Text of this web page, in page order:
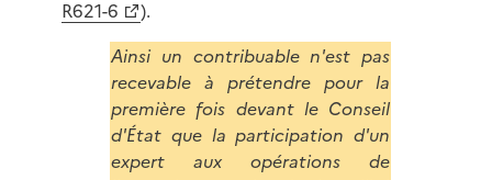
R621-6
).
Ainsi un contribuable n'est pas
recevable à prétendre pour la
première fois devant le Conseil
d'État que la participation d'un
expert aux opérations de